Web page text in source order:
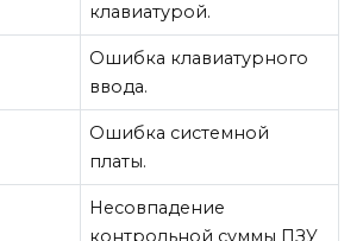
клавиатурой.
Ошибка клавиатурного
ввода.
Ошибка системной
платы.
Несовпадение
контрольной суммы ПЗУ